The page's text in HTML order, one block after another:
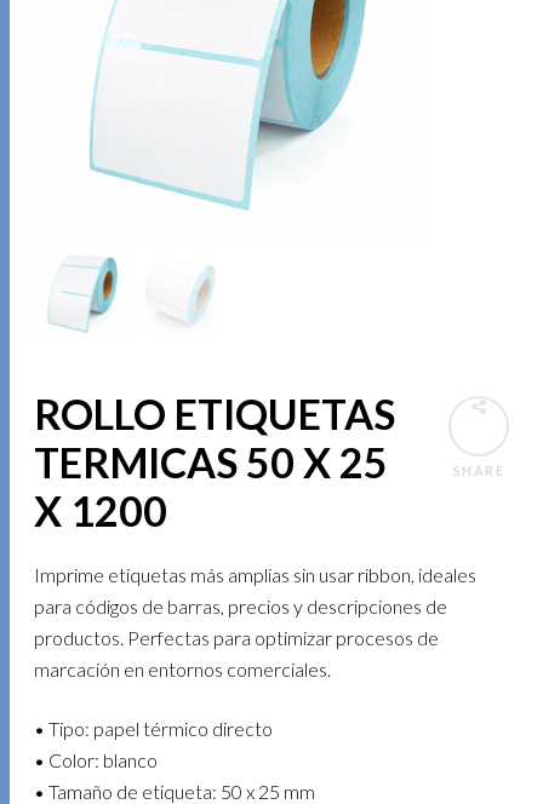
SHARE
ROLLO ETIQUETAS
TERMICAS 50 X 25
X 1200
Imprime etiquetas más amplias sin usar ribbon, ideales
para códigos de barras, precios y descripciones de
productos. Perfectas para optimizar procesos de
marcación en entornos comerciales.
• Tipo: papel térmico directo
• Color: blanco
• Tamaño de etiqueta: 50 x 25 mm